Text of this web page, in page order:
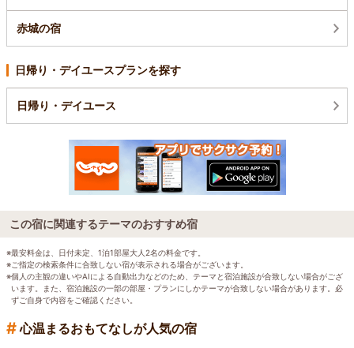
赤城の宿
日帰り・デイユースプランを探す
日帰り・デイユース
この宿に関連するテーマのおすすめ宿
※最安料金は、日付未定、1泊1部屋大人2名の料金です。
※ご指定の検索条件に合致しない宿が表示される場合がございます。
※個人の主観の違いやAIによる自動出力などのため、テーマと宿泊施設が合致しない場合がござ
います。また、宿泊施設の一部の部屋・プランにしかテーマが合致しない場合があります。必
ずご自身で内容をご確認ください。
# 心温まるおもてなしが人気の宿